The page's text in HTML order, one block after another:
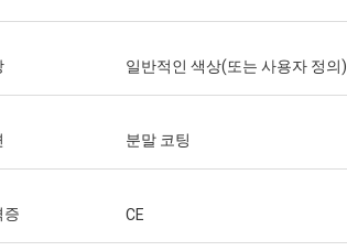
일반적인 색상(또는 사용자 정의)
분말 코팅
증 CE